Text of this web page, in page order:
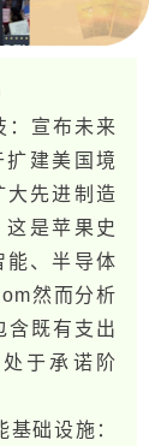
：宣布未​来
建美​国境
大先进制造
是苹果史
能、半导体
然而分析
含既有支出
于承诺阶
础设施：